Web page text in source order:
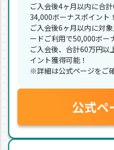
ご入会後4ヶ月以内に合
34,000ボーナスポイント！
ご入会後6ヶ月以内に対
ードご利用で50,000ボー
ご入会後、合計60万円以
イント獲得可能！
※詳細は公式ページをご
公式ペ